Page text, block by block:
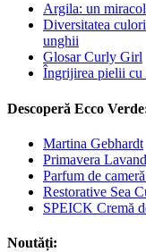
Argila: un
Diversitatea
unghii
Glosar Curly Girl
Îngrijirea pielii cu
Descoperă Ecco
Martina Gebhardt
Primavera
Parfum de
Restorative Sea
SPEICK Cremă
Noutăți: